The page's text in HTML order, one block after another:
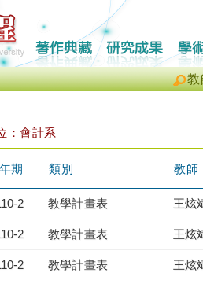
教
：會計系
期 類別 教師
2 教學計畫表 王炫
2 教學計畫表 王炫
2 教學計畫表 王炫